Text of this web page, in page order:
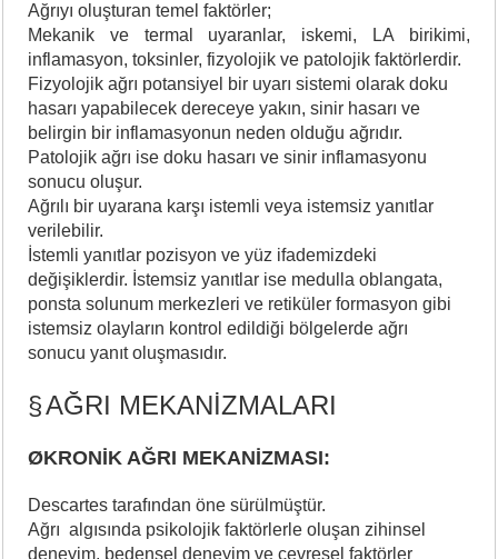
Ağrıyı oluşturan temel faktörler;
Mekanik ve termal uyaranlar, iskemi, LA birikimi,
inflamasyon, toksinler, fizyolojik ve patolojik faktörlerdir.
Fizyolojik ağrı potansiyel bir uyarı sistemi olarak doku
hasarı yapabilecek dereceye yakın, sinir hasarı ve
belirgin bir inflamasyonun neden olduğu ağrıdır.
Patolojik ağrı ise doku hasarı ve sinir inflamasyonu
sonucu oluşur.
Ağrılı bir uyarana karşı istemli veya istemsiz yanıtlar
verilebilir.
İstemli yanıtlar pozisyon ve yüz ifademizdeki
değişiklerdir. İstemsiz yanıtlar ise medulla oblangata,
ponsta solunum merkezleri ve retiküler formasyon gibi
istemsiz olayların kontrol edildiği bölgelerde ağrı
sonucu yanıt oluşmasıdır.
§AĞRI MEKANİZMALARI
ØKRONİK AĞRI MEKANİZMASI:
Descartes tarafından öne sürülmüştür.
Ağrı algısında psikolojik faktörlerle oluşan zihinsel
deneyim, bedensel deneyim ve çevresel faktörler